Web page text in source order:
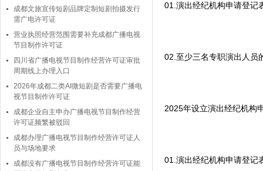
成都文旅宣传短剧品牌定制短剧拍摄发行
需广电许可证
营业执照经营范围需要补充成都广播电视
节目制作许可证
四川省广播电视节目制作经营许可证审批
周期线上办理入口
2026年成都二类AI微短剧是否需要广播电
视节目制作许可证
成都企业自主申办广播电视节目制作经营
许可证频繁被驳回
成都办理广播电视节目制作经营许可证人
员与场地要求
成都没有广播电视节目制作经营许可证能
01.演出经纪机构申请登记
02.至少三名专职演出人员
2025年设立演出经纪机构
01.演出经纪机构申请登记